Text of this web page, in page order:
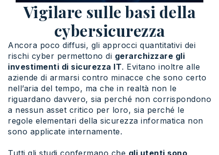
Vigilare sulle basi della
cybersicurezza
Ancora poco diffusi, gli approcci quantitativi dei
rischi cyber permettono di gerarchizzare gli
investimenti di sicurezza IT. Evitano inoltre alle
aziende di armarsi contro minacce che sono certo
nell’aria del tempo, ma che in realtà non le
riguardano davvero, sia perché non corrispondono
a nessun asset critico per loro, sia perché le
regole elementari della sicurezza informatica non
sono applicate internamente.
Tutti gli studi confermano che gli utenti sono